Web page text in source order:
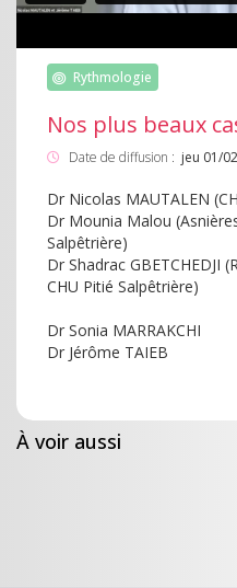
Rythmologie
Nos plus beaux
Date de diffusion : jeu 01/
Dr Nicolas MAUTALEN
Dr Mounia Malou
Salpêtrière)
Dr Shadrac GBETCHEDJI
CHU Pitié Salpêtrière)
Dr Sonia MARRAKCHI
Dr Jérôme TAIEB
À voir aussi